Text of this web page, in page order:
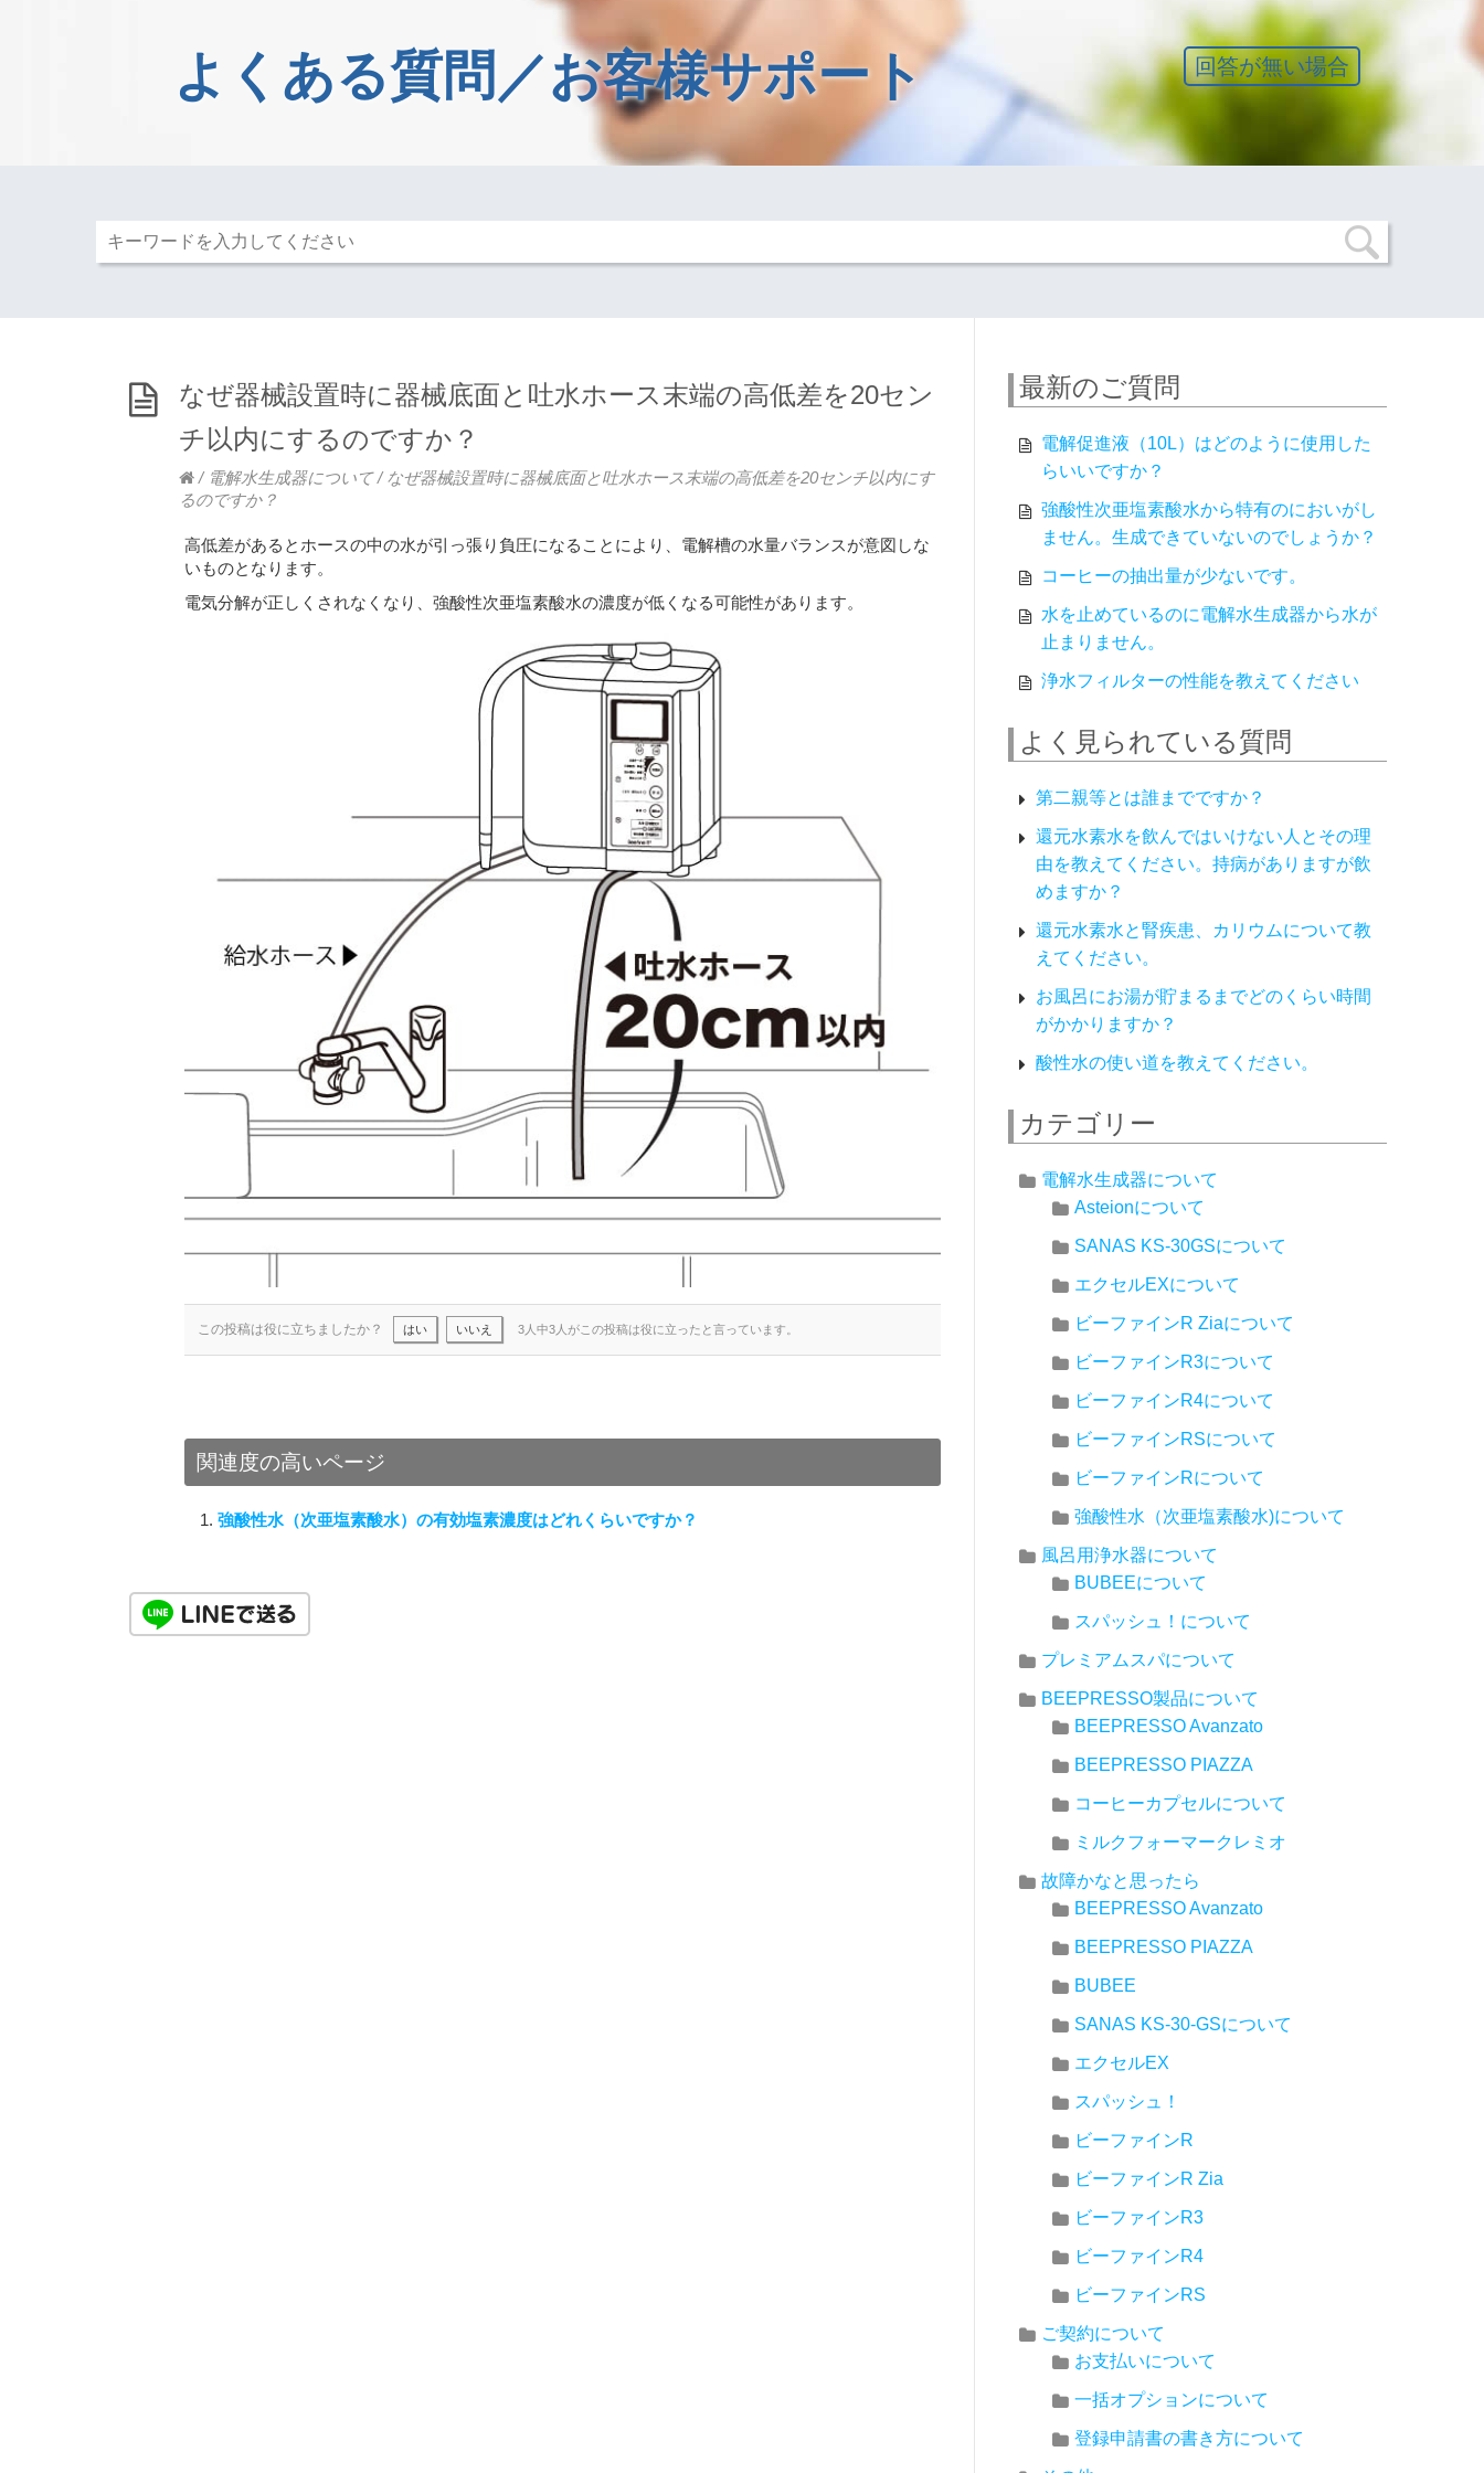
よくある質問／お客様サポート 回答が無い場合
なぜ器械設置時に器械底面と吐水ホース末端の高低差を20セン
チ以内にするのですか？
/ 電解水生成器について / なぜ器械設置時に器械底面と吐水ホース末端の高低差を20センチ以内にす
るのですか？
高低差があるとホースの中の水が引っ張り負圧になることにより、電解槽の水量バランスが意図しな
いものとなります。
電気分解が正しくされなくなり、強酸性次亜塩素酸水の濃度が低くなる可能性があります。
この投稿は役に立ちましたか？ はい いいえ 3人中3人がこの投稿は役に立ったと言っています。
関連度の高いページ
強酸性水（次亜塩素酸水）の有効塩素濃度はどれくらいですか？
最新のご質問
電解促進液（10L）はどのように使用した
らいいですか？
強酸性次亜塩素酸水から特有のにおいがし
ません。生成できていないのでしょうか？
コーヒーの抽出量が少ないです。
水を止めているのに電解水生成器から水が
止まりません。
浄水フィルターの性能を教えてください
よく見られている質問
第二親等とは誰までですか？
還元水素水を飲んではいけない人とその理
由を教えてください。持病がありますが飲
めますか？
還元水素水と腎疾患、カリウムについて教
えてください。
お風呂にお湯が貯まるまでどのくらい時間
がかかりますか？
酸性水の使い道を教えてください。
カテゴリー
電解水生成器について
Asteionについて
SANAS KS-30GSについて
エクセルEXについて
ビーファインR Ziaについて
ビーファインR3について
ビーファインR4について
ビーファインRSについて
ビーファインRについて
強酸性水（次亜塩素酸水)について
風呂用浄水器について
BUBEEについて
スパッシュ！について
プレミアムスパについて
BEEPRESSO製品について
BEEPRESSO Avanzato
BEEPRESSO PIAZZA
コーヒーカプセルについて
ミルクフォーマークレミオ
故障かなと思ったら
BEEPRESSO Avanzato
BEEPRESSO PIAZZA
BUBEE
SANAS KS-30-GSについて
エクセルEX
スパッシュ！
ビーファインR
ビーファインR Zia
ビーファインR3
ビーファインR4
ビーファインRS
ご契約について
お支払いについて
一括オプションについて
登録申請書の書き方について